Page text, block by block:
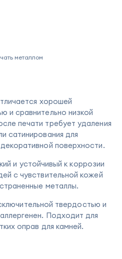
металлом
хорошей
и сравнительно низкой
печати требует удаления
сатинирования для
поверхности.
и устойчивый к коррозии
с чувствительной кожей
металлы.
твердостью и
Подходит для
оправ для камней.